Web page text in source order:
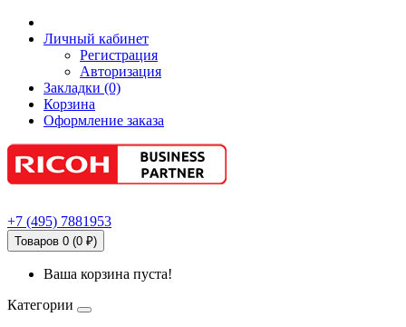
Личный кабинет
Регистрация
Авторизация
Закладки (0)
Корзина
Оформление заказа
+7 (495) 7881953
Товаров 0 (0 ₽)
Ваша корзина пуста!
Категории